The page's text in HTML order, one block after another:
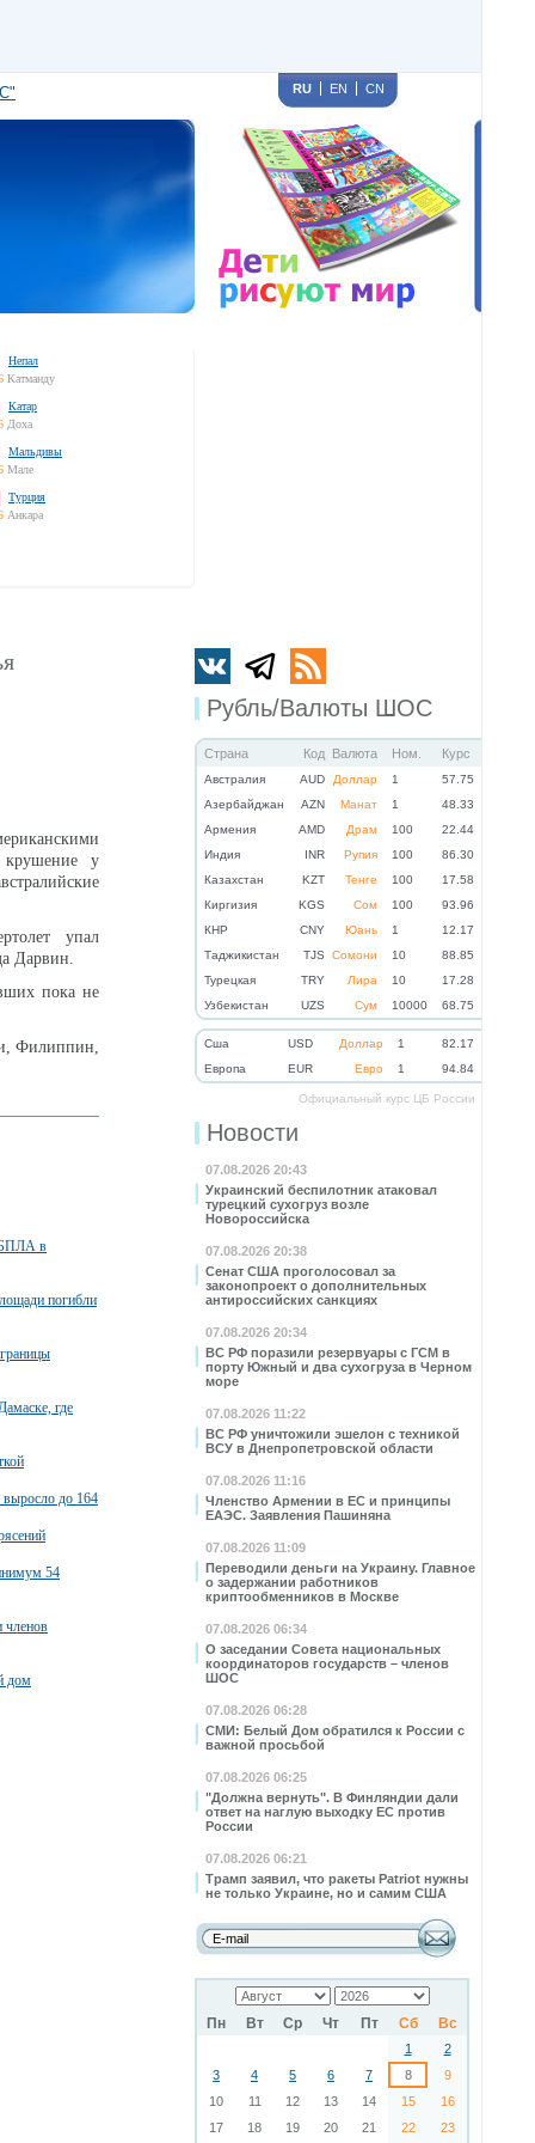
RU EN CN
Непал
Катманду
Катар
Доха
Мальдивы
Мале
Турция
Анкара
Рубль/Валюты ШОС
Страна Код Валюта Ном. Курс
Австралия AUD Доллар 1
57.75
Азербайджан
AZN Манат 1
48.33
Армения
AMD Драм 100
22.44
Индия
INR Рупия 100
86.30
Казахстан
KZT Тенге 100
17.58
Киргизия
KGS Сом 100
93.96
КНР
CNY Юань 1
12.17
Таджикистан
TJS Сомони 10
88.85
Турецкая
TRY Лира 10
17.28
Узбекистан
UZS Сум 10000 68.75
Cша USD Доллар 1
82.17
Eвропа
EUR Евро 1 94.84
Официальный курс ЦБ России
Новости
07.08.2026 20:43
Украинский беспилотник атаковал
турецкий сухогруз возле
Новороссийска
07.08.2026 20:38
Сенат США проголосовал за
законопроект о дополнительных
антироссийских санкциях
07.08.2026 20:34
ВС РФ поразили резервуары с ГСМ в
порту Южный и два сухогруза в Черном
море
07.08.2026 11:22
ВС РФ уничтожили эшелон с техникой
ВСУ в Днепропетровской области
07.08.2026 11:16
Членство Армении в ЕС и принципы
ЕАЭС. Заявления Пашиняна
07.08.2026 11:09
Переводили деньги на Украину. Главное
о задержании работников
криптообменников в Москве
07.08.2026 06:34
О заседании Совета национальных
координаторов государств – членов
ШОС
07.08.2026 06:28
СМИ: Белый Дом обратился к России с
важной просьбой
07.08.2026 06:25
"Должна вернуть". В Финляндии дали
ответ на наглую выходку ЕС против
России
07.08.2026 06:21
Трамп заявил, что ракеты Patriot нужны
не только Украине, но и самим США
Пн Вт Ср Чт Пт Сб Вс
1
2
3
4 5 6 7 8
9
10
11 12 13 14 15
16
17
18 19 20 21 22
23
крушение у
упал
Дарвин.
пока не
Филиппин,
БПЛА в
погибли
где
выросло до 164
54
членов
дом